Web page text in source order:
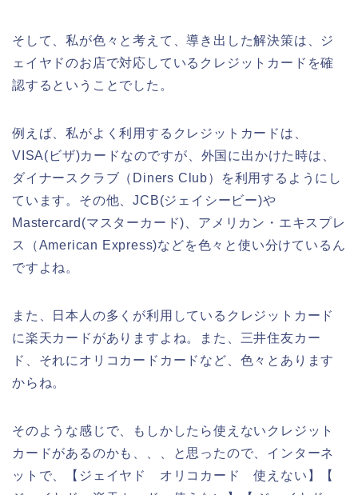
そして、私が色々と考えて、導き出した解決策は、ジ
ェイヤドのお店で対応しているクレジットカードを確
認するということでした。
例えば、私がよく利用するクレジットカードは、
VISA(ビザ)カードなのですが、外国に出かけた時は、
ダイナースクラブ（Diners Club）を利用するようにし
ています。その他、JCB(ジェイシービー)や
Mastercard(マスターカード)、アメリカン・エキスプレ
ス（American Express)などを色々と使い分けているん
ですよね。
また、日本人の多くが利用しているクレジットカード
に楽天カードがありますよね。また、三井住友カー
ド、それにオリコカードカードなど、色々とあります
からね。
そのような感じで、もしかしたら使えないクレジット
カードがあるのかも、、、と思ったので、インターネ
ットで、【ジェイヤド オリコカード 使えない】【